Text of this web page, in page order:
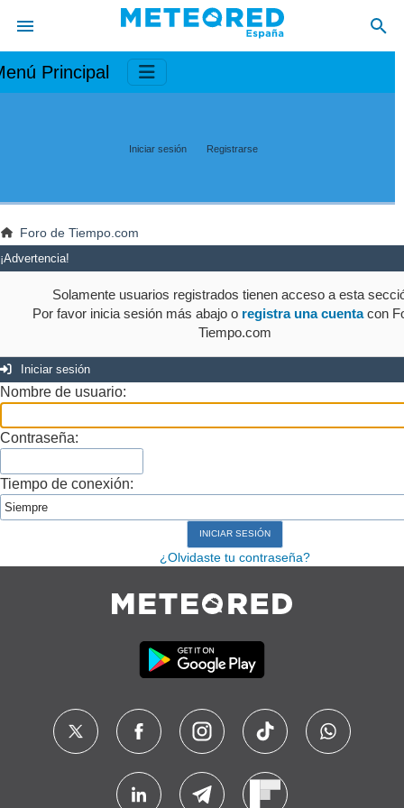
Principal
Iniciar sesión Registrarse
Foro de Tiempo.com
¡Advertencia!
Solamente usuarios registrados tienen acceso a esta
Por favor inicia sesión más abajo o registra una cuentacon
Tiempo.com
Iniciar sesión
Nombre de usuario:
Contraseña:
Tiempo de conexión:
¿Olvidaste tu contraseña?